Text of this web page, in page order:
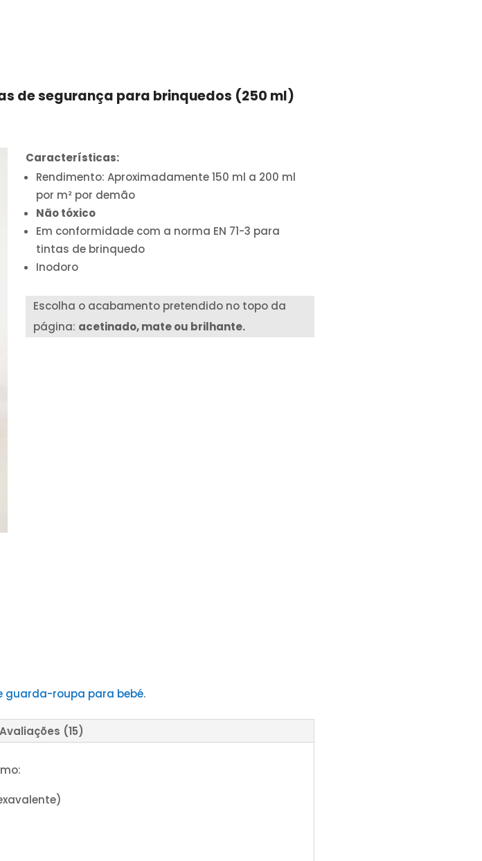
de segurança para brinquedos (250 ml)
Características:
Rendimento: Aproximadamente 150 ml a 200 ml
por m² por demão
Não tóxico
Em conformidade com a norma EN 71-3 para
tintas de brinquedo
Inodoro
Escolha o acabamento pretendido no topo da
página: acetinado, mate ou brilhante.
guarda-roupa para bebé.
Avaliações (15)